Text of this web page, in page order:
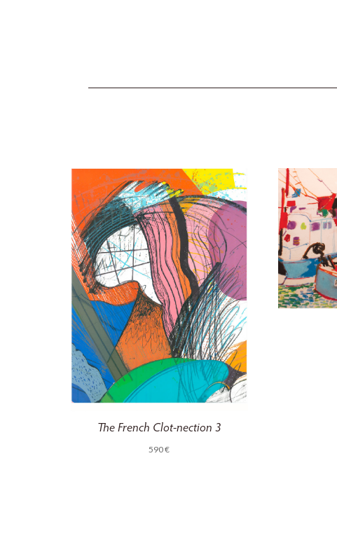
The French Clot-nection 3
590€